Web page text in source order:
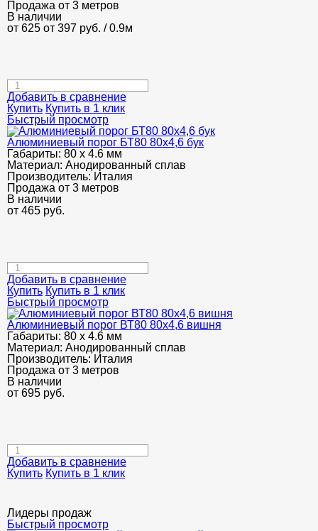
Продажа от 3 метров
В наличии
от 625 от 397 руб. / 0.9м
Добавить в сравнение
Купить Купить в 1 клик
Быстрый просмотр
Алюминиевый порог БТ80 80х4,6 бук
Габариты: 80 х 4.6 мм
Материал: Анодированный сплав
Производитель: Италия
Продажа от 3 метров
В наличии
от 465 руб.
Добавить в сравнение
Купить Купить в 1 клик
Быстрый просмотр
Алюминиевый порог ВТ80 80х4,6 вишня
Габариты: 80 х 4.6 мм
Материал: Анодированный сплав
Производитель: Италия
Продажа от 3 метров
В наличии
от 695 руб.
Добавить в сравнение
Купить Купить в 1 клик
Лидеры продаж
Быстрый просмотр